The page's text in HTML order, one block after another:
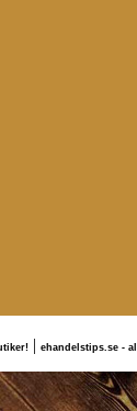
| ehandelstips.se -